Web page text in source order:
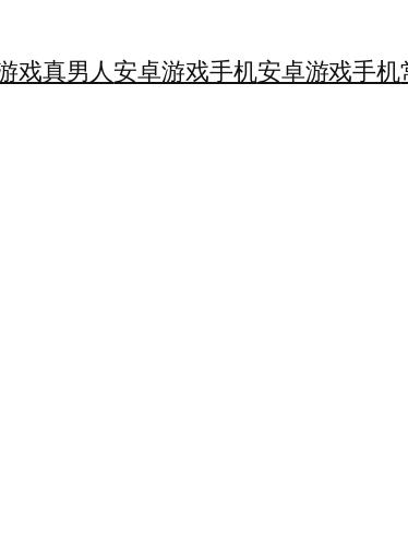
戏真男人安卓游戏手机安卓游戏手机